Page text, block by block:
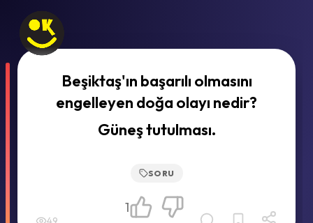
Beşiktaş'ın başarılı olmasını
engelleyen doğa olayı nedir?
Güneş tutulması.
SORU
1